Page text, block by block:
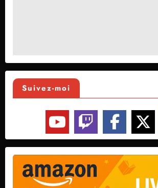
Suivez-moi